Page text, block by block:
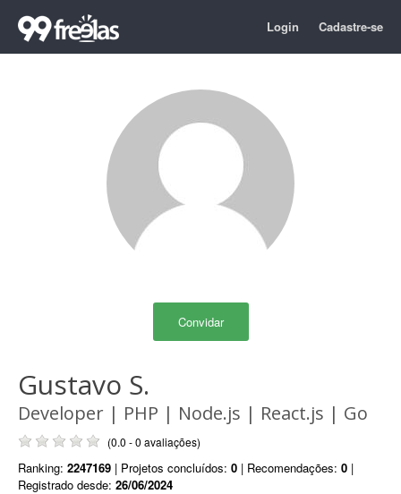
Login Cadastre-se
Convidar
Gustavo S.
Developer | PHP | Node.js | React.js | Go
(0.0 - 0 avaliações)
Ranking: 2247169 | Projetos concluídos: 0 | Recomendações: 0 |
Registrado desde: 26/06/2024